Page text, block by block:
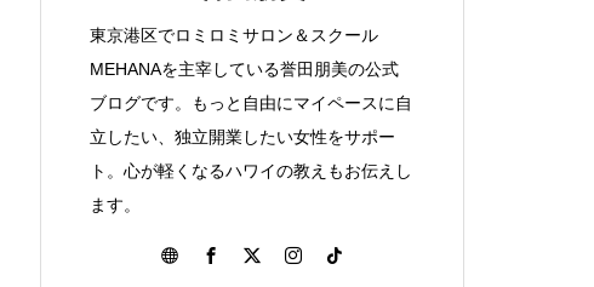
Spread ALOHA！アロハを広げ
よう
ハワイ伝統マッサージのロミロミ
とは？
東京港区でロミロミサロン＆スクール
MEHANAを主宰している誉田朋美の公式
ブログです。もっと自由にマイペースに自
立したい、独立開業したい女性をサポー
ト。心が軽くなるハワイの教えもお伝えし
ます。